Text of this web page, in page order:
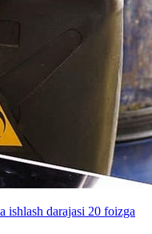
ishlash darajasi 20 foizga